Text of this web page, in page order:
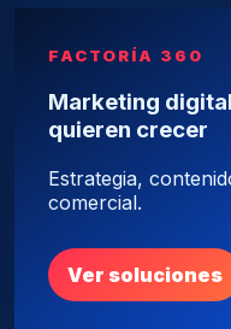
FACTORÍA 360
Marketing
quieren crecer
Estrategia,
comercial.
Ver soluciones